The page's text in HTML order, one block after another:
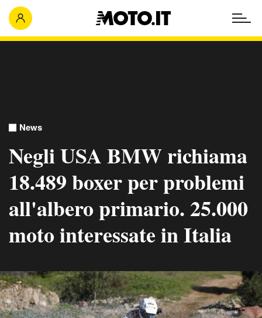
News
Negli USA BMW richiama
18.489 boxer per problemi
all'albero primario. 25.000
moto interessate in Italia